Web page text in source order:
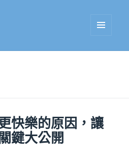
小工具
快樂的原因，讓
鍵大公開